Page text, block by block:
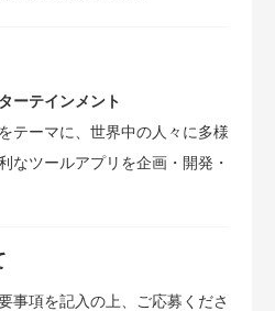
ーテインメント
テーマに、世界中の人々に多様
なツールアプリを企画・開発・
事項を記入の上、ご応募くださ